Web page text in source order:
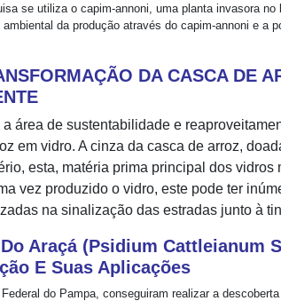
se utiliza o capim-annoni, uma planta invasora
da produção através do capim-annoni e a
DA CASCA DE
área de sustentabilidade e
em vidro. A cinza da casca de arroz,
esta, matéria prima principal dos
vez produzido o vidro, este pode ter
na sinalização das estradas junto à
Araçá (Psidium Cattleianum
E Suas Aplicações
do Pampa, conseguiram realizar a